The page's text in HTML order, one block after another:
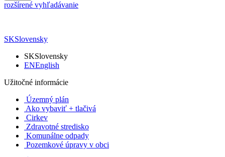
rozšírené vyhľadávanie
SKSlovensky
SKSlovensky
ENEnglish
Užitočné informácie
Územný plán
Ako vybaviť + tlačivá
Cirkev
Zdravotné stredisko
Komunálne odpady
Pozemkové úpravy v obci